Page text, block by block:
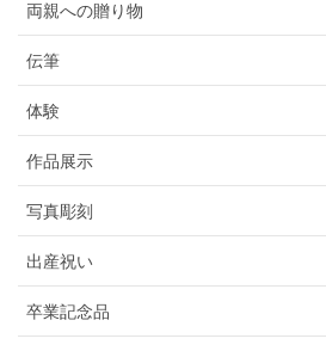
両親への贈り物
伝筆
体験
作品展示
写真彫刻
出産祝い
卒業記念品